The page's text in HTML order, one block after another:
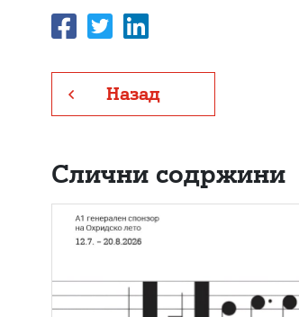
Назад
Слични содржини